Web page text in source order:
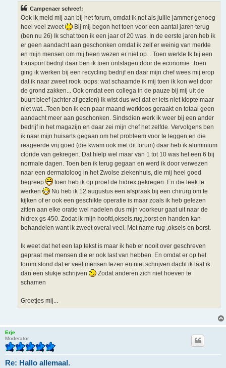
Campenaer schreef:
Ook ik meld mij aan bij het forum, omdat ik net als jullie jammer genoeg
heel veel zweet
Bij mij begon het toen voor een aantal jaren terug
(ben nu 26) Ik schat toen ik een jaar of 20 was. In de eerste jaren heb ik
er geen aandacht aan geschonken omdat ik zelf er weinig van merkte
en mijn mensen om mij heen wezen er niet op... Toen werkte Ik bij een
transport bedrijf daar ben ik toen ontslagen door de economie. Toen
ging ik werken bij een recycling bedrijf en daar mijn chef wees mij erop
dat ik naar zweet rook :oops: wat schaamde ik mij toen ik kon wel door
de grond zakken... Ook omdat een collega in de pauze bij mij uit de
buurt bleef (achter af gezien) Ik wist dus wel dat er iets niet klopte maar
niet wat...Toen ben ik een paar maand werkloos geraakt en totaal geen
aandacht meer aan geschonken. Sindsdien werk ik weer bij een ander
bedrijf in het magazijn en daar zei mijn chef het zelfde. Vervolgens ben
ik naar mijn huisarts gegaan om het probleem voor te leggen en die
reageerde vrij goed (die kwam ook met dit forum) daar heb ik aluminium
cloride van gekregen. Dat hielp wel maar van 1 tot 10 was het een 6 bij
normale dagen. Toen ben ik terug gegaan en werd ik door verwezen
naar een dermatoloog in het Zwolse ziekenhuis, die mij heel goed
begreep
toen heb ik op proef de hidrex gekregen. En die leek te
werken
Nu heb ik 12 augustus een afspraak bij een chirurg om te
kijken of er ook een geschikte operatie is maar zoals ik heb gelezen
zitten aan elke oratie wel nadelen dus mijn voorkeur gaat uit naar de
hidrex gs 450. Zodat ik mijn hoofd,oksels,rug,borst en handen kan
behandelen want ik zweet overal veel. Met name rug ,oksels en borst.
Ik weet dat het een lap tekst is maar ik heb er nooit over geschreven
gepraat met mensen die er ook last van hebben. En omdat er op het
forum stond dat er veel mensen lezen en niet schrijven dacht ik laat ik
dan een stukje schrijven
Zodat anderen zich niet hoeven te
schamen
Groetjes mij...
Erje
Moderator
Re: Hallo allemaal.